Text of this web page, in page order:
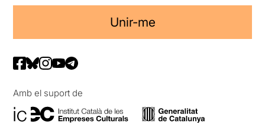
Unir-me
Amb el suport de